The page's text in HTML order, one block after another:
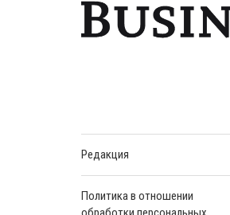
Редакция
Политика в отношении